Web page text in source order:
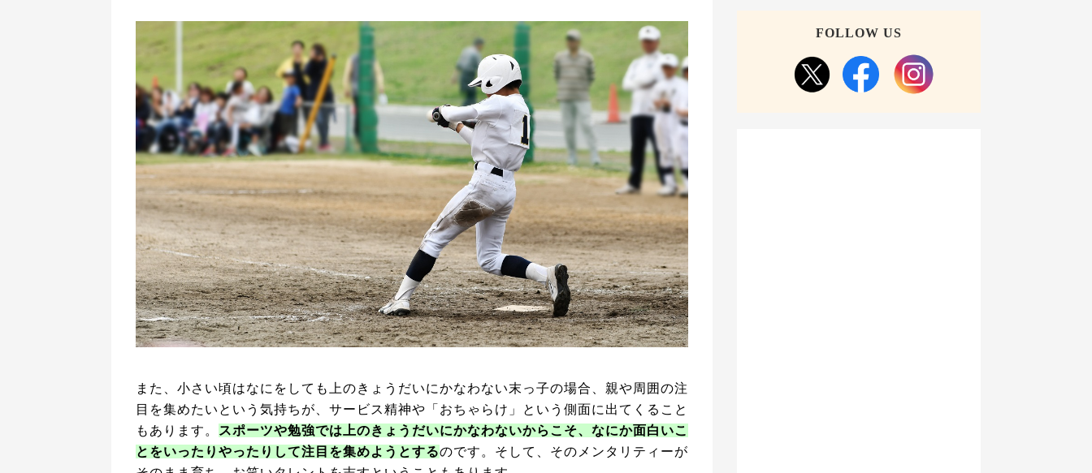
また、小さい頃はなにをしても上のきょうだいにかなわない末っ子の場合、親や周囲の注
目を集めたいという気持ちが、サービス精神や「おちゃらけ」という側面に出てくること
もあります。 スポーツや勉強では上のきょうだいにかなわないからこそ、なにか面白いこ
とをいったりやったりして注目を集めようとするのです。そして、そのメンタリティーが
FOLLOW US